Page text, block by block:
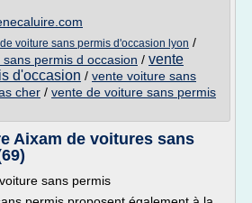
voiture sans permis d'occasion lyon /
permis d occasion / vente
d'occasion / vente voiture sans
cher / vente de voiture sans permis
Aixam de voitures sans
sans permis